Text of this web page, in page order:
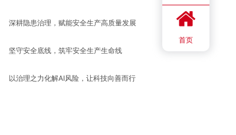
深耕隐患治理，赋能安全生产高质量发展
坚守安全底线，筑牢安全生产生命线
以治理之力化解AI风险，让科技向善而行
首页